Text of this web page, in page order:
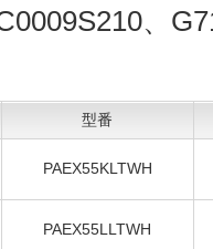
、
型番
PAEX55KLTWH
PAEX55LLTWH